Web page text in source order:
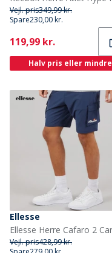
Vejl. pris349,99 kr.
Spare230,00 kr.
Current
119,99 kr.
Halv pris eller mindre
Ellesse
Vejl. pris428,99 kr.